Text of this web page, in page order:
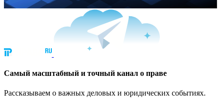
Cамый масштабный и точный канал о праве
Рассказываем о важных деловых и юридических событиях.